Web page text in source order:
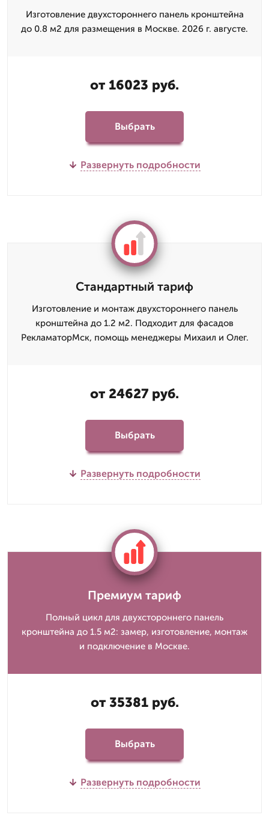
Изготовление двухстороннего панель кронштейна
до 0.8 м2 для размещения в Москве. 2026 г. августе.
от 16023 руб.
Выбрать
Развернуть подробности
Стандартный тариф
Изготовление и монтаж двухстороннего панель
кронштейна до 1.2 м2. Подходит для фасадов
РекламаторМск, помощь менеджеры Михаил и Олег.
от 24627 руб.
Выбрать
Развернуть подробности
Премиум тариф
Полный цикл для двухстороннего панель
кронштейна до 1.5 м2: замер, изготовление, монтаж
и подключение в Москве.
от 35381 руб.
Выбрать
Развернуть подробности